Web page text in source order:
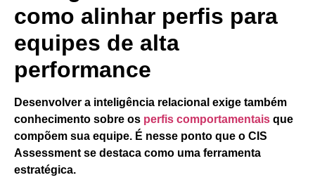
como alinhar perfis para
equipes de alta
performance
Desenvolver a inteligência relacional exige também
conhecimento sobre os perfis comportamentais que
compõem sua equipe. É nesse ponto que o CIS
Assessment se destaca como uma ferramenta
estratégica.